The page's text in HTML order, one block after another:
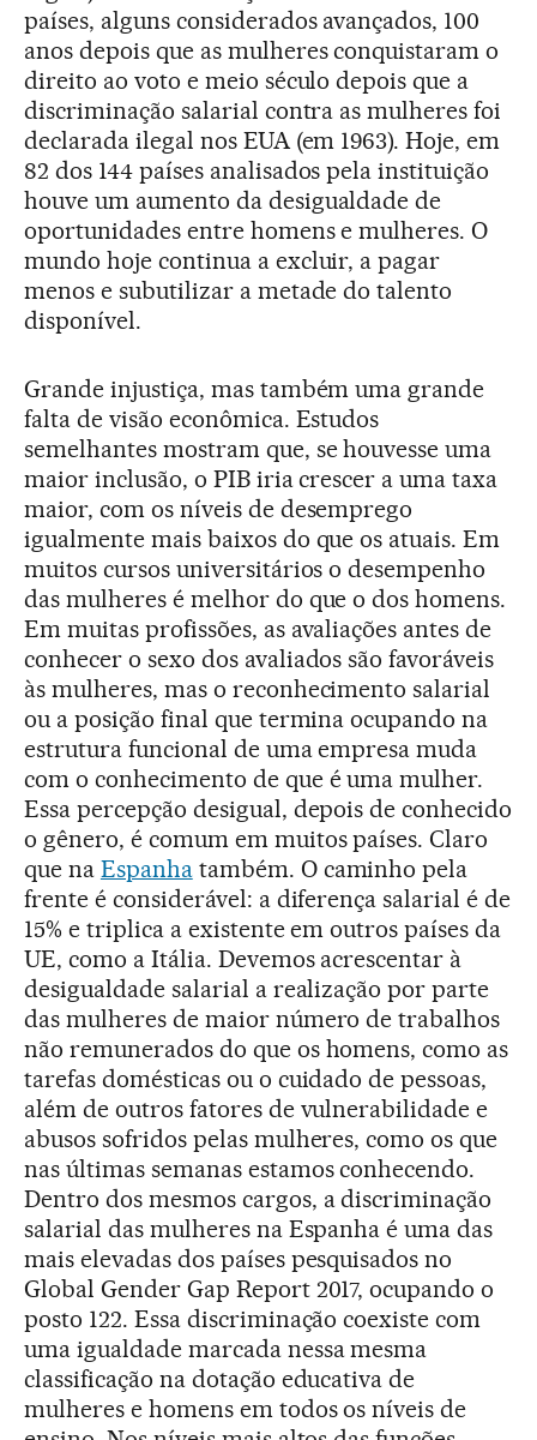
países, alguns considerados avançados, 100
anos depois que as mulheres conquistaram o
direito ao voto e meio século depois que a
discriminação salarial contra as mulheres foi
declarada ilegal nos EUA (em 1963). Hoje, em
82 dos 144 países analisados pela instituição
houve um aumento da desigualdade de
oportunidades entre homens e mulheres. O
mundo hoje continua a excluir, a pagar
menos e subutilizar a metade do talento
disponível.
Grande injustiça, mas também uma grande
falta de visão econômica. Estudos
semelhantes mostram que, se houvesse uma
maior inclusão, o PIB iria crescer a uma taxa
maior, com os níveis de desemprego
igualmente mais baixos do que os atuais. Em
muitos cursos universitários o desempenho
das mulheres é melhor do que o dos homens.
Em muitas profissões, as avaliações antes de
conhecer o sexo dos avaliados são favoráveis
às mulheres, mas o reconhecimento salarial
ou a posição final que termina ocupando na
estrutura funcional de uma empresa muda
com o conhecimento de que é uma mulher.
Essa percepção desigual, depois de conhecido
o gênero, é comum em muitos países. Claro
que na Espanhatambém. O caminho pela
frente é considerável: a diferença salarial é de
15% e triplica a existente em outros países da
UE, como a Itália. Devemos acrescentar à
desigualdade salarial a realização por parte
das mulheres de maior número de trabalhos
não remunerados do que os homens, como as
tarefas domésticas ou o cuidado de pessoas,
além de outros fatores de vulnerabilidade e
abusos sofridos pelas mulheres, como os que
nas últimas semanas estamos conhecendo.
Dentro dos mesmos cargos, a discriminação
salarial das mulheres na Espanha é uma das
mais elevadas dos países pesquisados no
Global Gender Gap Report 2017, ocupando o
posto 122. Essa discriminação coexiste com
uma igualdade marcada nessa mesma
classificação na dotação educativa de
mulheres e homens em todos os níveis de